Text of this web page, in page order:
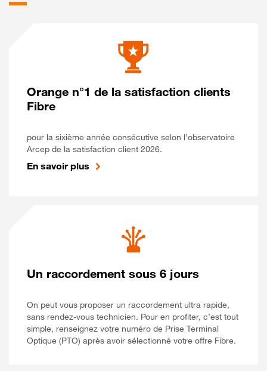
Orange n°1 de la satisfaction clients
Fibre
pour la sixième année consécutive selon l’observatoire
Arcep de la satisfaction client 2026.
En savoir plus
Un raccordement sous 6 jours
On peut vous proposer un raccordement ultra rapide,
sans rendez-vous technicien. Pour en profiter, c’est tout
simple, renseignez votre numéro de Prise Terminal
Optique (PTO) après avoir sélectionné votre offre Fibre.